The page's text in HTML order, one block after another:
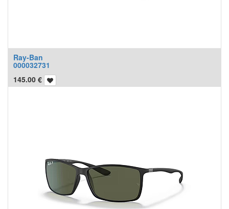
Ray-Ban
000032731
145.00 €